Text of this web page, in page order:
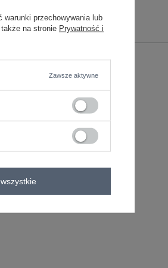
Zadaj pytanie
warunki przechowywania lub
na stronie Prywatność i
Zawsze aktywne